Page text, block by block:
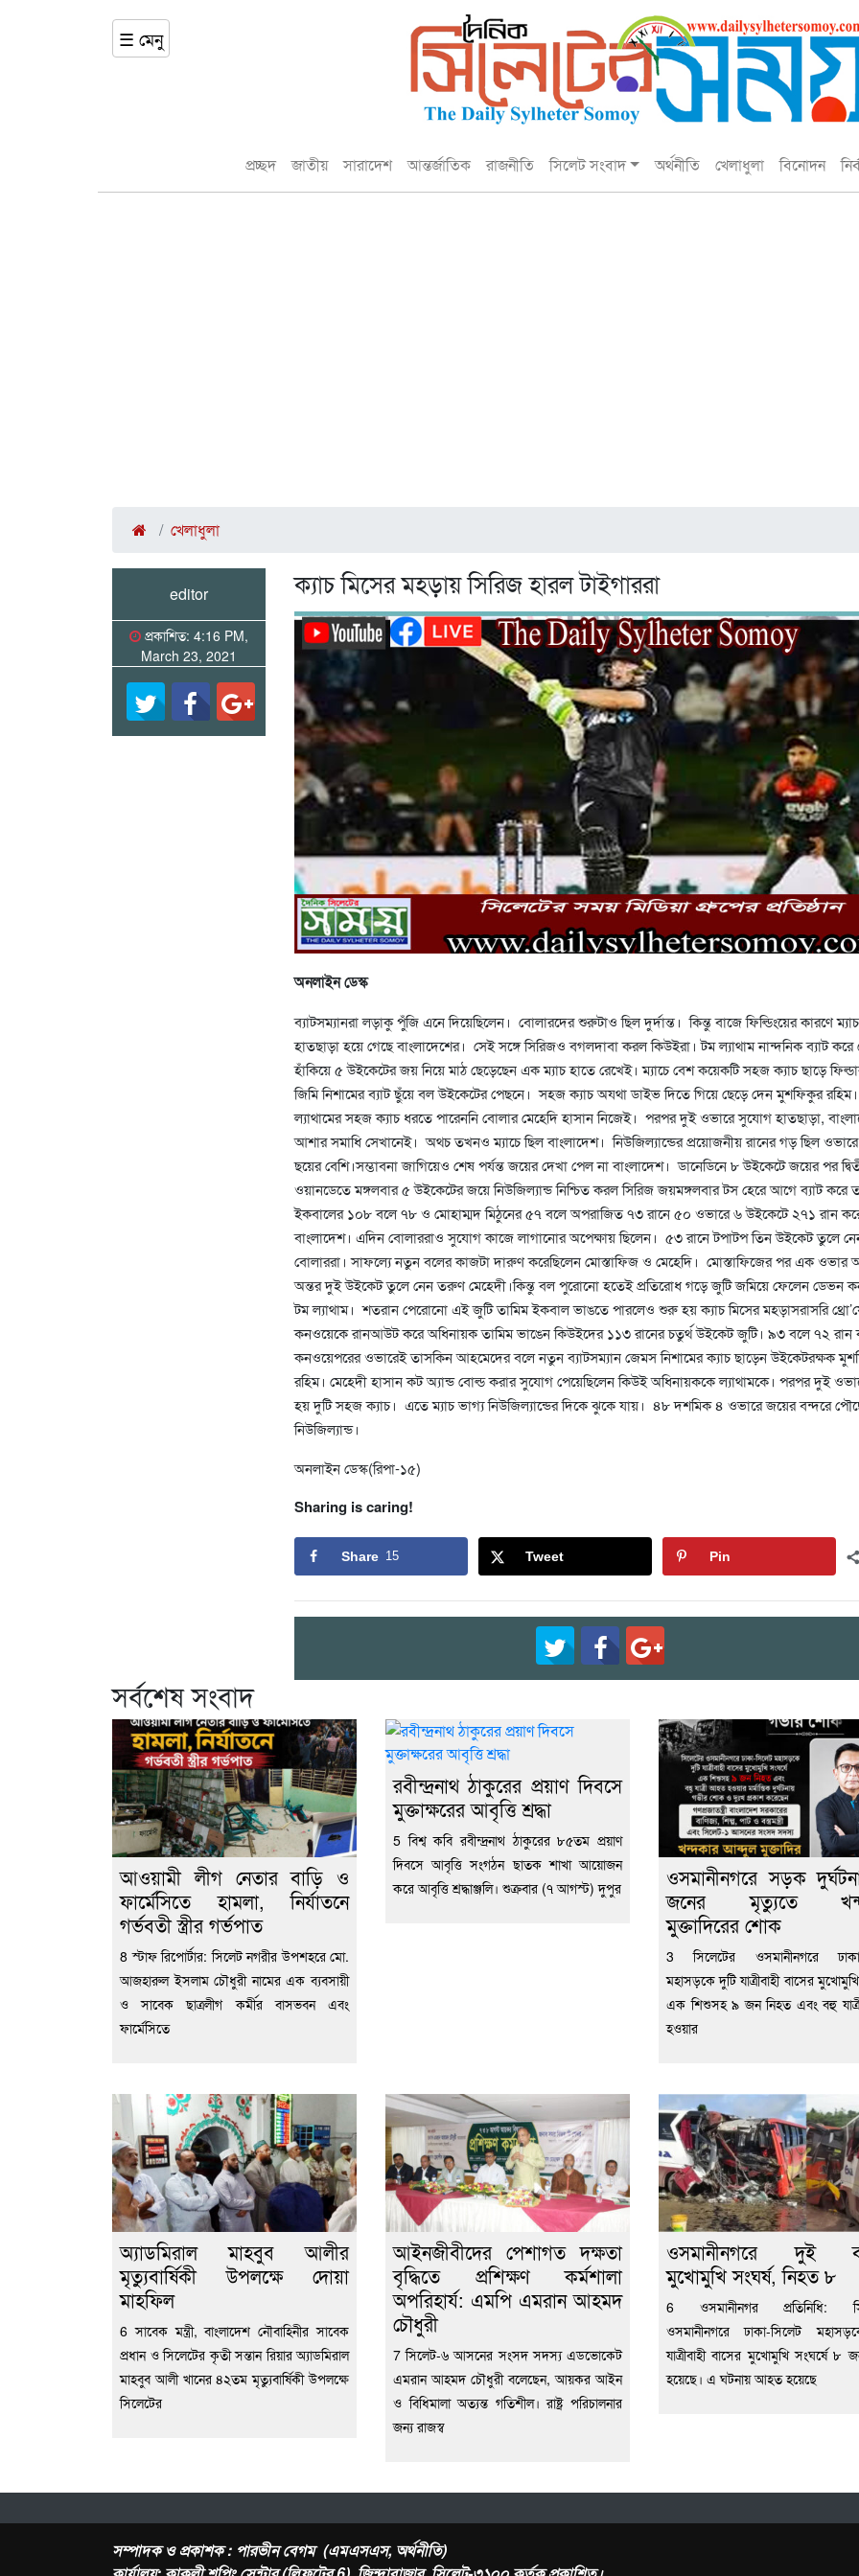
☰ মেনু
প্রচ্ছদ জাতীয় সারাদেশ আন্তর্জাতিক রাজনীতি সিলেট সংবাদ অর্থনীতি খেলাধুলা বিনোদন
খেলাধুলা
editor
প্রকাশিত: 4:16 PM,
March 23, 2021
ক্যাচ মিসের মহড়ায় সিরিজ হারল টাইগাররা
অনলাইন ডেস্ক
ব্যাটসম্যানরা লড়াকু পুঁজি এনে দিয়েছিলেন। বোলারদের শুরুটাও ছিল দুর্দান্ত। কিন্তু বাজে ফিল্ডিংয়ের কারণে ম্যাচ
হাতছাড়া হয়ে গেছে বাংলাদেশের। সেই সঙ্গে সিরিজও বগলদাবা করল কিউইরা। টম ল্যাথাম নান্দনিক ব্যাট করে
হাঁকিয়ে ৫ উইকেটের জয় নিয়ে মাঠ ছেড়েছেন এক ম্যাচ হাতে রেখেই। ম্যাচে বেশ কয়েকটি সহজ ক্যাচ ছাড়ে
জিমি নিশামের ব্যাট ছুঁয়ে বল উইকেটের পেছনে। সহজ ক্যাচ অযথা ডাইভ দিতে গিয়ে ছেড়ে দেন মুশফিকুর
ল্যাথামের সহজ ক্যাচ ধরতে পারেননি বোলার মেহেদি হাসান নিজেই। পরপর দুই ওভারে সুযোগ হাতছাড়া,
আশার সমাধি সেখানেই। অথচ তখনও ম্যাচে ছিল বাংলাদেশ। নিউজিল্যান্ডের প্রয়োজনীয় রানের গড় ছিল
ছয়ের বেশি।সম্ভাবনা জাগিয়েও শেষ পর্যন্ত জয়ের দেখা পেল না বাংলাদেশ। ডানেডিনে ৮ উইকেটে জয়ের পর
ওয়ানডেতে মঙ্গলবার ৫ উইকেটের জয়ে নিউজিল্যান্ড নিশ্চিত করল সিরিজ জয়মঙ্গলবার টস হেরে আগে ব্যাট করে
ইকবালের ১০৮ বলে ৭৮ ও মোহাম্মদ মিঠুনের ৫৭ বলে অপরাজিত ৭৩ রানে ৫০ ওভারে ৬ উইকেটে ২৭১ রান
বাংলাদেশ। এদিন বোলাররাও সুযোগ কাজে লাগানোর অপেক্ষায় ছিলেন। ৫৩ রানে টপাটপ তিন উইকেট তুলে
বোলাররা। সাফল্যে নতুন বলের কাজটা দারুণ করেছিলেন মোস্তাফিজ ও মেহেদি। মোস্তাফিজের পর এক ওভার
অন্তর দুই উইকেট তুলে নেন তরুণ মেহেদী।কিন্তু বল পুরোনো হতেই প্রতিরোধ গড়ে জুটি জমিয়ে ফেলেন ডেভন
টম ল্যাথাম। শতরান পেরোনো এই জুটি তামিম ইকবাল ভাঙতে পারলেও শুরু হয় ক্যাচ মিসের মহড়াসরাসরি
কনওয়েকে রানআউট করে অধিনায়ক তামিম ভাঙেন কিউইদের ১১৩ রানের চতুর্থ উইকেট জুটি। ৯৩ বলে ৭২ রান
কনওয়েপরের ওভারেই তাসকিন আহমেদের বলে নতুন ব্যাটসম্যান জেমস নিশামের ক্যাচ ছাড়েন উইকেটরক্ষক
রহিম। মেহেদী হাসান কট অ্যান্ড বোল্ড করার সুযোগ পেয়েছিলেন কিউই অধিনায়ককে ল্যাথামকে। পরপর দুই
হয় দুটি সহজ ক্যাচ। এতে ম্যাচ ভাগ্য নিউজিল্যান্ডের দিকে ঝুকে যায়। ৪৮ দশমিক ৪ ওভারে জয়ের বন্দরে
নিউজিল্যান্ড।
অনলাইন ডেস্ক(রিপা-১৫)
Sharing is caring!
Share 15 Tweet Pin
সর্বশেষ সংবাদ
আওয়ামী লীগ নেতার বাড়ি ও
ফার্মেসিতে হামলা, নির্যাতনে
গর্ভবতী স্ত্রীর গর্ভপাত
8 স্টাফ রিপোর্টার: সিলেট নগরীর উপশহরে মো.
আজহারুল ইসলাম চৌধুরী নামের এক ব্যবসায়ী
ও সাবেক ছাত্রলীগ কর্মীর বাসভবন এবং
ফার্মেসিতে
রবীন্দ্রনাথ ঠাকুরের প্রয়াণ দিবসে
মুক্তাক্ষরের আবৃত্তি শ্রদ্ধা
5 বিশ্ব কবি রবীন্দ্রনাথ ঠাকুরের ৮৫তম প্রয়াণ
দিবসে আবৃত্তি সংগঠন ছাতক শাখা আয়োজন
করে আবৃত্তি শ্রদ্ধাঞ্জলি। শুক্রবার (৭ আগস্ট) দুপুর
ওসমানীনগরে সড়ক
জনের মৃত্যুতে
মুক্তাদিরের শোক
3 সিলেটের ওসমানীনগরে
মহাসড়কে দুটি যাত্রীবাহী বাসের
এক শিশুসহ ৯ জন নিহত এবং বহু
হওয়ার
অ্যাডমিরাল মাহবুব আলীর
মৃত্যুবার্ষিকী উপলক্ষে দোয়া
মাহফিল
6 সাবেক মন্ত্রী, বাংলাদেশ নৌবাহিনীর সাবেক
প্রধান ও সিলেটের কৃতী সন্তান রিয়ার অ্যাডমিরাল
মাহবুব আলী খানের ৪২তম মৃত্যুবার্ষিকী উপলক্ষে
সিলেটের
‎আইনজীবীদের পেশাগত দক্ষতা
বৃদ্ধিতে প্রশিক্ষণ কর্মশালা
অপরিহার্য: এমপি এমরান আহমদ
চৌধুরী
7 ‎সিলেট-৬ আসনের সংসদ সদস্য এডভোকেট
এমরান আহমদ চৌধুরী বলেছেন, আয়কর আইন
ও বিধিমালা অত্যন্ত গতিশীল। রাষ্ট্র পরিচালনার
জন্য রাজস্ব
ওসমানীনগরে দুই
মুখোমুখি সংঘর্ষ, নিহত ৮
6 ওসমানীনগর প্রতিনিধি:
ওসমানীনগরে ঢাকা-সিলেট
যাত্রীবাহী বাসের মুখোমুখি সংঘর্ষে ৮
হয়েছে। এ ঘটনায় আহত হয়েছে
সম্পাদক ও প্রকাশক : পারভীন বেগম (এমএসএস, অর্থনীতি)